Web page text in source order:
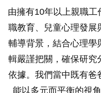
由擁有10年以上親職
職教育、兒童心理發展
輔導背景，結合心理學
輯嚴謹把關，確保研究
依據。我們當中既有爸
能以多元而平衡的視